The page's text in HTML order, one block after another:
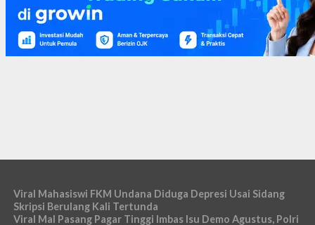
Viral Mahasiswi FKM Undana Diduga Depresi Usai Sidang
Skripsi Berulang Kali Tertunda
Viral Mal Pasang Pagar Tinggi Imbas Isu Demo Agustus, Polri